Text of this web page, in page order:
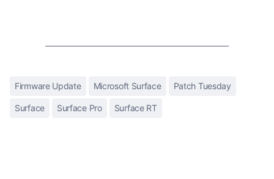
Firmware Update Microsoft Surface Patch Tuesday
Surface Surface Pro Surface RT